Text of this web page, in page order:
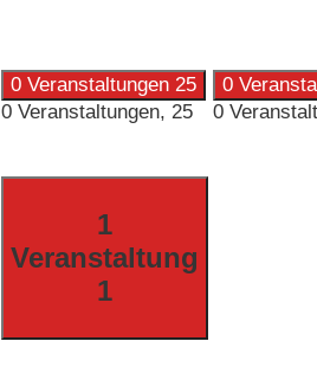
0 Veranstaltungen 25
0 Veranstaltungen, 25
0
0
1
Veranstaltung
1